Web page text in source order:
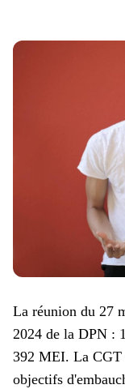
La réunion du 27
2024 de la DPN :
392 MEI. La CGT
objectifs